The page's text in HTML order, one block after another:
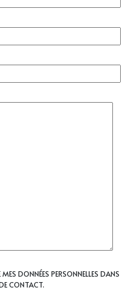
DONNÉES PERSONNELLES DANS
CONTACT.